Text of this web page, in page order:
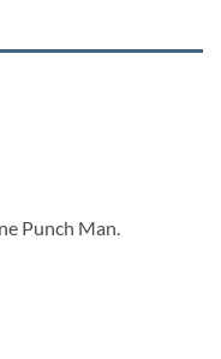
Punch Man.